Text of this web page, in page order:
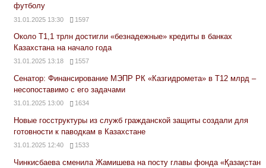
футболу
31.01.2025 13:30 1597
Около Т1,1 трлн достигли «безнадежные» кредиты в банках
Казахстана на начало года
31.01.2025 13:18 1557
Сенатор: Финансирование МЭПР РК «Казгидромета» в Т12 млрд –
несопоставимо с его задачами
31.01.2025 13:00 1634
Новые госструктуры из служб гражданской защиты создали для
готовности к паводкам в Казахстане
31.01.2025 12:40 1533
Чинкисбаева сменила Жамишева на посту главы фонда «Қазақстан